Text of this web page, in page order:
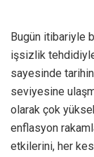
Bugün itibariyle
işsizlik
sayesinde
seviyesine
olarak çok
enflasyon
etkilerini, her